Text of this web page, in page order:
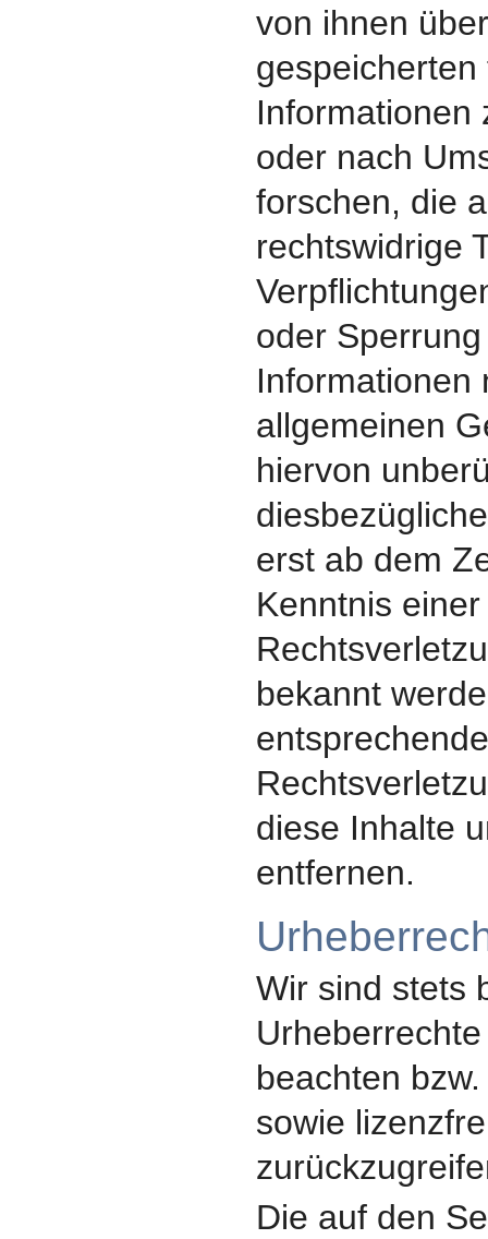
von ihnen
Informationen
oder nach
forschen, die
rechtswidrige
oder
Informationen
allgemeinen
hiervon
erst ab dem
Kenntnis
bekannt
diese Inhalte
entfernen.
Wir sind stets
beachten
sowie
Die auf den